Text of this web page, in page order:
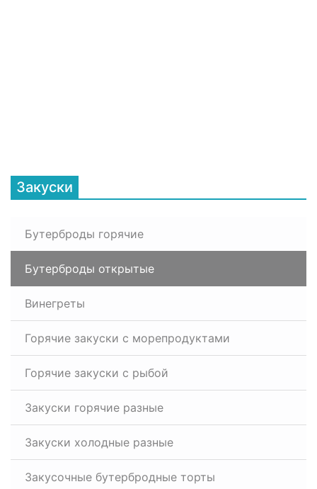
Закуски
Бутерброды горячие
Бутерброды открытые
Винегреты
Горячие закуски с морепродуктами
Горячие закуски с рыбой
Закуски горячие разные
Закуски холодные разные
Закусочные бутербродные торты